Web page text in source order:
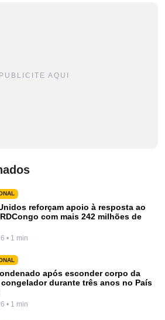
PUBLICITE AQUI
reforçam apoio à resposta ao
com mais 242 milhões de
• 1 min
após esconder corpo da
congelador durante três anos no País
• 1 min